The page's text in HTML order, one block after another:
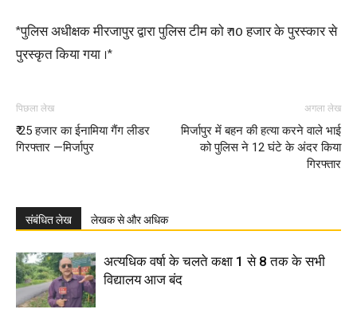
*पुलिस अधीक्षक मीरजापुर द्वारा पुलिस टीम को ₹ 10 हजार के पुरस्कार से
पुरस्कृत किया गया ।*
पिछला लेख
₹ 25 हजार का ईनामिया गैंग लीडर
गिरफ्तार —मिर्जापुर
अगला लेख
मिर्जापुर में बहन की हत्या करने वाले भाई
को पुलिस ने 12 घंटे के अंदर किया
गिरफ्तार
संबंधित लेख लेखक से और अधिक
अत्यधिक वर्षा के चलते कक्षा 1 से 8 तक के सभी
विद्यालय आज बंद